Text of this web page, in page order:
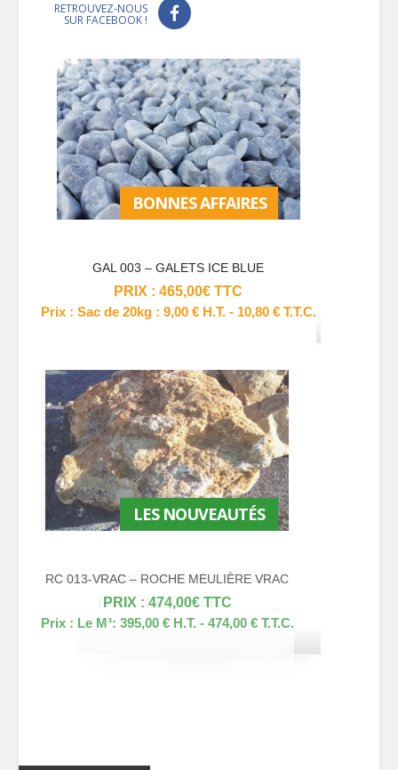
RETROUVEZ-NOUS
SUR FACEBOOK !
BONNES AFFAIRES
GAL 003 – GALETS ICE BLUE
PRIX :465,00€ TTC
Prix : Sac de 20kg : 9,00 € H.T. - 10,80 € T.T.C.
LES NOUVEAUTÉS
108,00€
RC 013-VRAC – ROCHE MEULIÈRE VRAC
PRIX : 474,00€TTC
Prix : Le M³: 395,00 € H.T. - 474,00 € T.T.C.
354,00€
156,00€
110,40€